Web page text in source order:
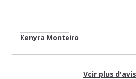
Kenyra Monteiro
Voir plus d'avis